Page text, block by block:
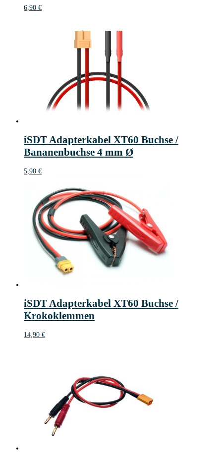
6,90 €
iSDT Adapterkabel XT60 Buchse /
Bananenbuchse 4 mm Ø
5,90 €
iSDT Adapterkabel XT60 Buchse /
Krokoklemmen
14,90 €